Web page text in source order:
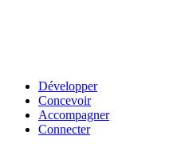
Développer
Concevoir
Accompagner
Connecter